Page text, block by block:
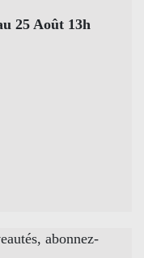
25 Août 13h
abonnez-